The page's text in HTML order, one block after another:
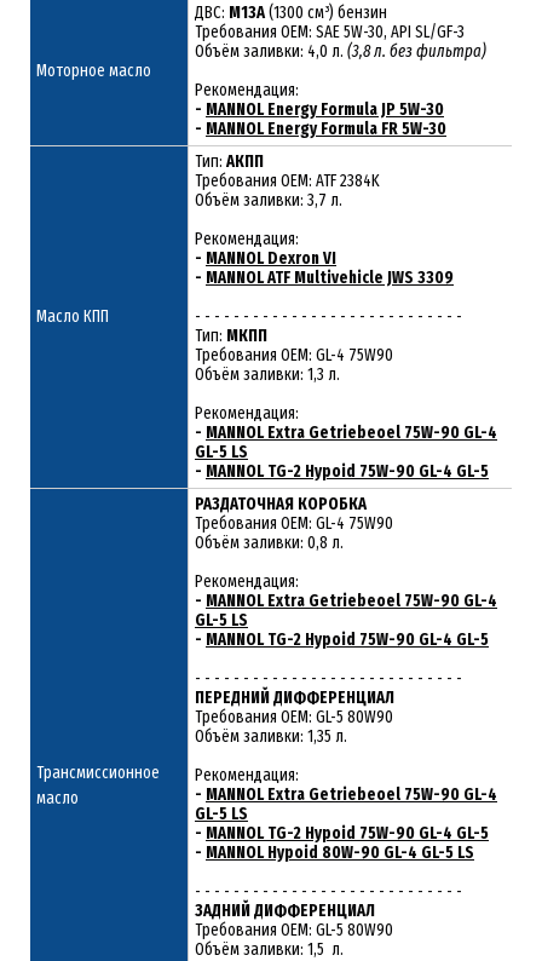
Моторное масло
ДВС: M13A(1300 см³) бензин
Требования ОЕМ: SAE 5W-30, API SL/GF-3
Объём заливки: 4,0 л. (3,8 л. без фильтра)
Рекомендация:
- MANNOL Energy Formula JP 5W-30
- MANNOL Energy Formula FR 5W-30
Масло КПП
Тип: АКПП
Требования OEM: ATF 2384K
Объём заливки: 3,7 л.
Рекомендация:
- MANNOL Dexron VI
- MANNOL ATF Multivehicle JWS 3309
- - - - - - - - - - - - - - - - - - - - - - - - - - - -
Тип: МКПП
Требования OEM: GL-4 75W90
Объём заливки: 1,3 л.
Рекомендация:
- MANNOL Extra Getriebeoel 75W-90 GL-4
GL-5 LS
- MANNOL TG-2 Hypoid 75W-90 GL-4 GL-5
Трансмиссионное
масло
РАЗДАТОЧНАЯ КОРОБКА
Требования ОЕМ: GL-4 75W90
Объём заливки: 0,8 л.
Рекомендация:
- MANNOL Extra Getriebeoel 75W-90 GL-4
GL-5 LS
- MANNOL TG-2 Hypoid 75W-90 GL-4 GL-5
- - - - - - - - - - - - - - - - - - - - - - - - - - - -
ПЕРЕДНИЙ ДИФФЕРЕНЦИАЛ
Требования ОЕМ: GL-5 80W90
Объём заливки: 1,35 л.
Рекомендация:
- MANNOL Extra Getriebeoel 75W-90 GL-4
GL-5 LS
- MANNOL TG-2 Hypoid 75W-90 GL-4 GL-5
- MANNOL Hypoid 80W-90 GL-4 GL-5 LS
- - - - - - - - - - - - - - - - - - - - - - - - - - - -
ЗАДНИЙ ДИФФЕРЕНЦИАЛ
Требования ОЕМ: GL-5 80W90
Объём заливки: 1,5 л.